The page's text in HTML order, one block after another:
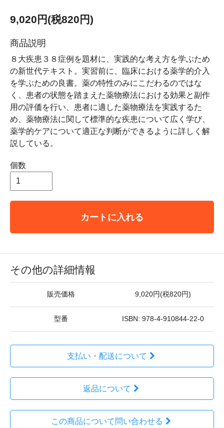
9,020円(税820円)
商品説明
８大疾患３８症例を題材に、実践的な考え方を学ぶため
の新世代テキスト。実習前に、臨床における薬学的介入
を学ぶための良書。薬の特性のみにこだわるのではな
く、患者の状態を踏まえた薬物療法における効果と副作
用の評価を行い、患者に適した薬物療法を実践するた
め、薬物療法に関して標準的な疾患について広く学び、
薬学的ケアについて適正な判断ができるように詳しく解
説している。
個数
カートに入れる
その他の詳細情報
販売価格 9,020円(税820円)
型番 ISBN: 978-4-910844-22-0
支払い・配送について
返品について
この商品について問い合わせる